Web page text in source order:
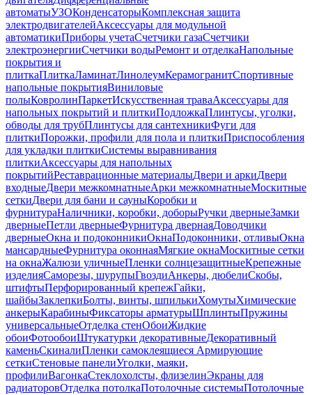
автоматыУЗОКонденсаторыКомплексная защита
электродвигателейАксессуары для модульной
автоматикиПриборы учетаСчетчики газаСчетчики
электроэнергииСчетчики водыРемонт и отделкаНапольные
покрытия и
плиткаПлиткаЛаминатЛинолеумКерамогранитСпортивные
напольные покрытияВиниловые
полыКовролинПаркетИскусственная траваАксессуары для
напольных покрытий и плиткиПодложкаПлинтусы, уголки,
обводы для трубПлинтусы для сантехникиФуги для
плиткиПорожки, профили для пола и плиткиПриспособления
для укладки плиткиСистемы выравнивания
плиткиАксессуары для напольных
покрытийРеставрационные материалыДвери и аркиДвери
входныеДвери межкомнатныеАрки межкомнатныеМоскитные
сеткиДвери для бани и сауныКоробки и
фурнитураНаличники, коробки, доборыРучки дверныеЗамки
дверныеПетли дверныеФурнитура двернаяДоводчики
дверныеОкна и подоконникиОкнаПодоконники, отливыОкна
мансардныеФурнитура оконнаяМягкие окнаМоскитные сетки
на окнаЖалюзи уличныеПленки солнцезащитныеКрепежные
изделияСаморезы, шурупыГвоздиАнкеры, дюбелиСкобы,
штифтыПерфорированный крепежГайки,
шайбыЗаклепкиБолты, винты, шпилькиХомутыХимические
анкерыКарабиныФиксаторы арматурыШплинтыПружины
универсальныеОтделка стенОбоиЖидкие
обоиФотообоиШтукатурки декоративныеДекоративный
каменьСкиналиПленки самоклеящиеся Армирующие
сеткиСтеновые панелиУголки, маяки,
профилиВагонкаСтеклохолсты, флизелинЭкраны для
радиаторовОтделка потолкаПотолочные системыПотолочные